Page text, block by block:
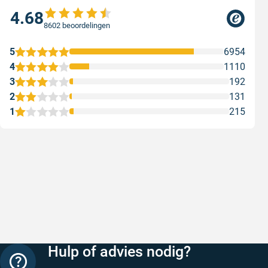
4.688602 beoordelingen
1 215
2 131
3 192
4 1110
5 6954
Hulp of advies nodig?